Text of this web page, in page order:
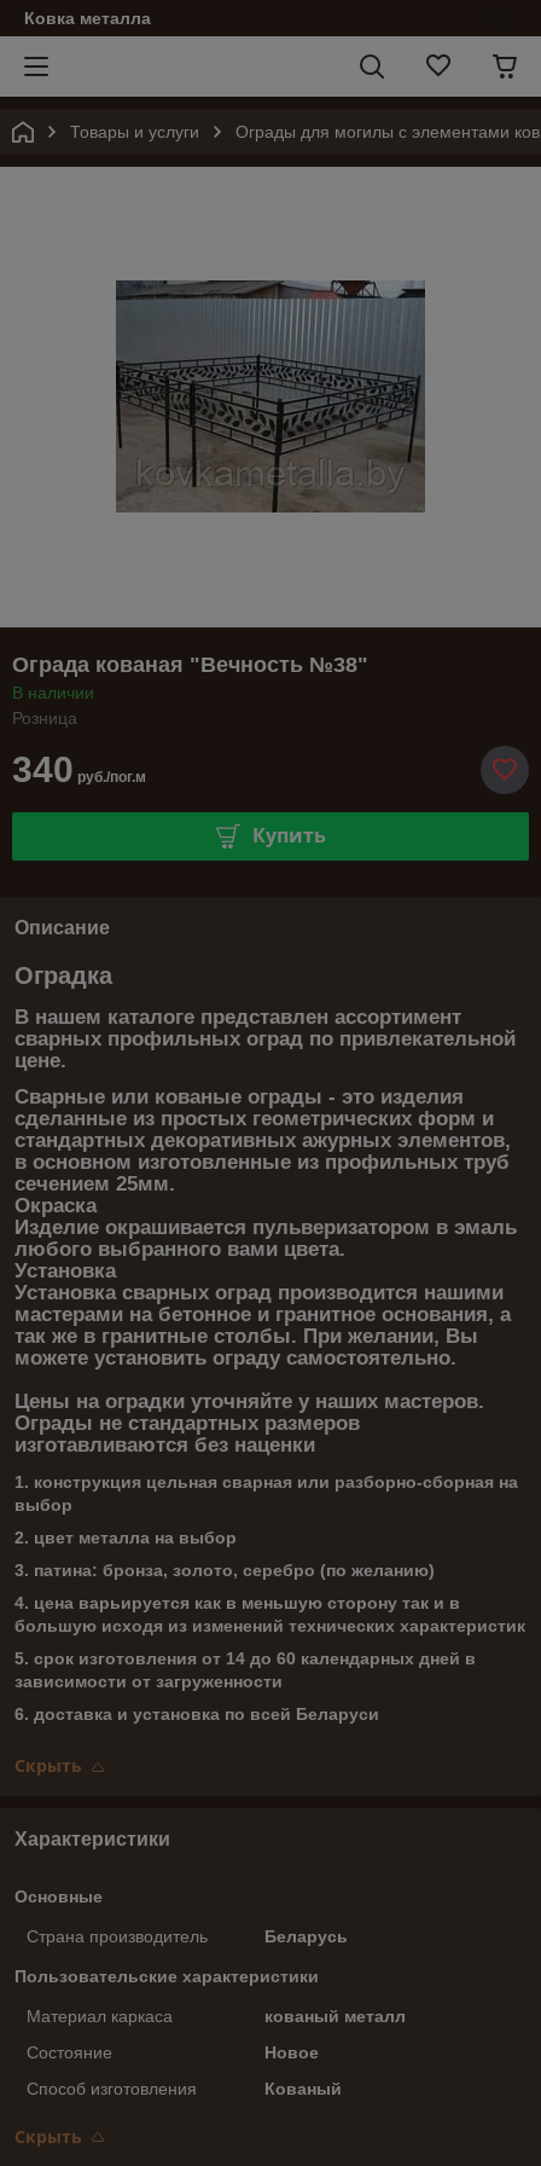
Ковка металла
Товары и услуги Ограды для могилы с элементами
Ограда кованая "Вечность №38"
В наличии
Розница
340 руб./пог.м
Купить
Описание
Оградка
В нашем каталоге представлен ассортимент
сварных профильных оград по привлекательной
цене.
Сварные или кованые ограды - это изделия
сделанные из простых геометрических форм и
стандартных декоративных ажурных элементов,
в основном изготовленные из профильных труб
сечением 25мм.
Окраска
Изделие окрашивается пульверизатором в эмаль
любого выбранного вами цвета.
Установка
Установка сварных оград производится нашими
мастерами на бетонное и гранитное основания, а
так же в гранитные столбы. При желании, Вы
можете установить ограду самостоятельно.
Цены на оградки уточняйте у наших мастеров.
Ограды не стандартных размеров
изготавливаются без наценки
1. конструкция цельная сварная или разборно-сборная на
выбор
2. цвет металла на выбор
3. патина: бронза, золото, серебро (по желанию)
4. цена варьируется как в меньшую сторону так и в
большую исходя из изменений технических характеристик
5. срок изготовления от 14 до 60 календарных дней в
зависимости от загруженности
6. доставка и установка по всей Беларуси
Скрыть
Характеристики
Основные
Страна производитель Беларусь
Пользовательские характеристики
Материал каркаса
кованый металл
Состояние
Новое
Способ изготовления
Кованый
Скрыть